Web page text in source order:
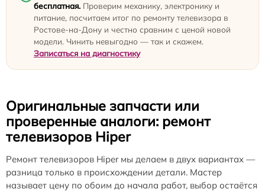
бесплатная. Проверим механику, электронику и
питание, посчитаем итог по ремонту телевизора в
Ростове-на-Дону и честно сравним с ценой новой
модели. Чинить невыгодно — так и скажем.
Записаться на диагностику
Оригинальные запчасти или
проверенные аналоги: ремонт
телевизоров Hiper
Ремонт телевизоров Hiper мы делаем в двух вариантах —
разница только в происхождении детали. Мастер
называет цену по обоим до начала работ, выбор остаётся